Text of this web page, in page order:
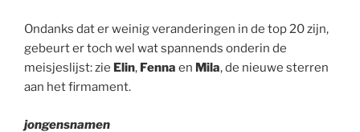
Ondanks dat er weinig veranderingen in de top 20 zijn,
gebeurt er toch wel wat spannends onderin de
meisjeslijst: zie Elin, Fenna en Mila, de nieuwe sterren
aan het firmament.
jongensnamen